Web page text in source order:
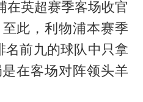
在英超赛季客场收官
此，利物浦本赛季
名前九的球队中只拿
在客场对阵领头羊